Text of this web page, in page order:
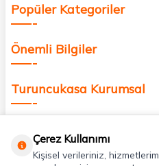
Popüler Kategoriler
Önemli Bilgiler
Turuncukasa Kurumsal
Çerez Kullanımı
Kişisel verileriniz,